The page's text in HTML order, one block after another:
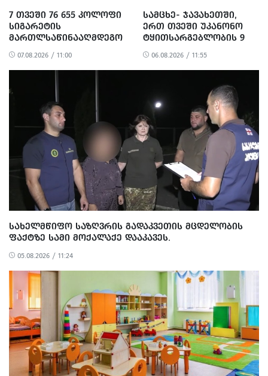
7 ᲗᲕᲔᲨᲘ 76 655 ᲙᲝᲚᲝᲤᲘ
ᲡᲘᲒᲐᲠᲔᲢᲘᲡ
ᲛᲐᲠᲗᲚᲡᲐᲬᲘᲜᲐᲐᲦᲛᲓᲔᲒᲝ
ᲨᲔᲜᲐᲮᲕᲐ-ᲠᲔᲐᲚᲘᲖᲐᲪᲘᲘᲡ
326 ᲤᲐᲥᲢᲘ ᲒᲐᲛᲝᲐᲕᲚᲘᲜᲔᲡ
07.08.2026 / 11:00
ᲡᲐᲛᲪᲮᲔ- ᲯᲐᲕᲐᲮᲔᲗᲨᲘ,
ᲔᲠᲗ ᲗᲕᲔᲨᲘ ᲣᲙᲐᲜᲝᲜᲝ
ᲢᲧᲘᲗᲡᲐᲠᲒᲔᲑᲚᲝᲑᲘᲡ 9
ᲤᲐᲥᲢᲘ ᲒᲐᲛᲝᲕᲚᲘᲜᲓᲐ
06.08.2026 / 11:55
ᲡᲐᲮᲔᲚᲛᲬᲘᲤᲝ ᲡᲐᲖᲦᲕᲠᲘᲡ ᲒᲐᲓᲐᲙᲕᲔᲗᲘᲡ ᲛᲪᲓᲔᲚᲝᲑᲘᲡ
ᲤᲐᲥᲢᲖᲔ ᲡᲐᲛᲘ ᲛᲝᲥᲐᲚᲐᲥᲔ ᲓᲐᲐᲙᲐᲕᲔᲡ.
05.08.2026 / 11:24